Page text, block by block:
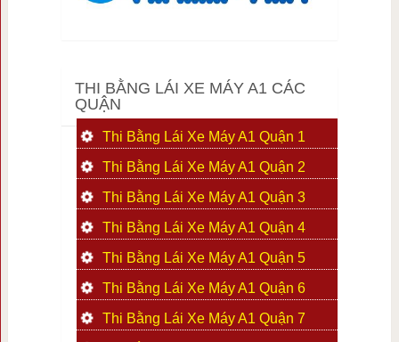
THI BẰNG LÁI XE MÁY A1 CÁC
QUẬN
Thi Bằng Lái Xe Máy A1 Quận 1
Thi Bằng Lái Xe Máy A1 Quận 2
Thi Bằng Lái Xe Máy A1 Quận 3
Thi Bằng Lái Xe Máy A1 Quận 4
Thi Bằng Lái Xe Máy A1 Quận 5
Thi Bằng Lái Xe Máy A1 Quận 6
Thi Bằng Lái Xe Máy A1 Quận 7